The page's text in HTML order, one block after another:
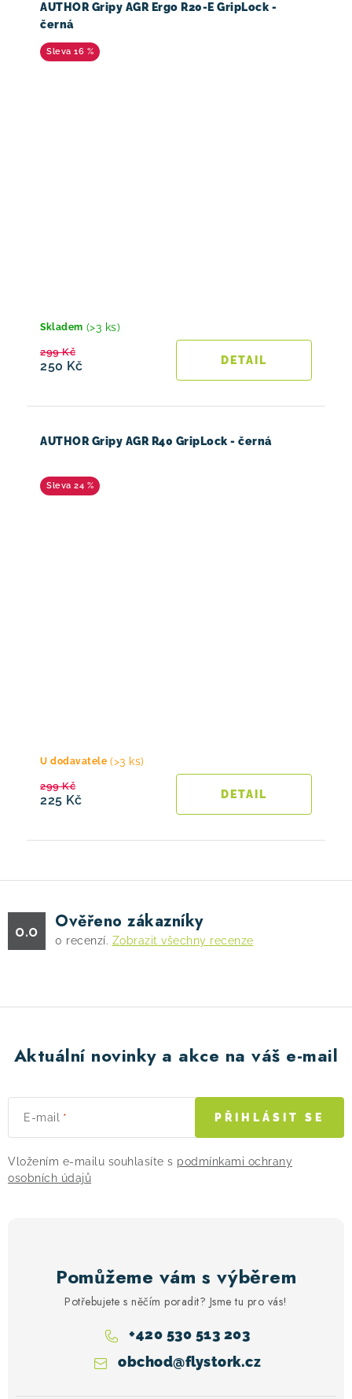
AUTHOR Gripy AGR Ergo R20-E GripLock -
černá
16 %
Skladem (>3 ks)
250 Kč
299 Kč
AUTHOR Gripy AGR R40 GripLock - černá
24 %
U dodavatele (>3 ks)
225 Kč
299 Kč
0.0 Ověřeno zákazníky
0 recenzí. Zobrazit všechny recenze
Aktuální novinky a akce na váš e-mail
E-mail
Vložením e-mailu souhlasíte s podmínkami ochrany
osobních údajů
PŘIHLÁSIT SE
Pomůžeme vám s výběrem
Potřebujete s něčím poradit? Jsme tu pro vás!
obchod@flystork.cz
+420 530 513 203